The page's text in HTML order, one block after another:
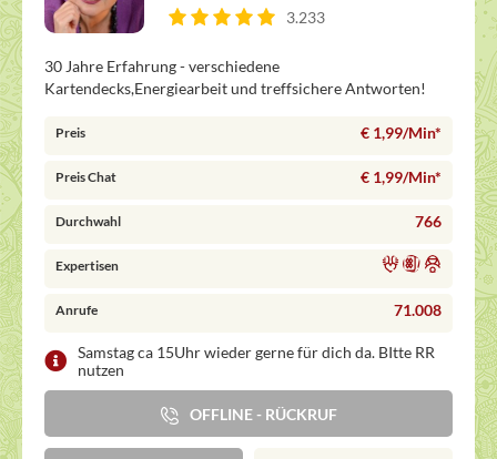
3.233
30 Jahre Erfahrung - verschiedene
Kartendecks,Energiearbeit und treffsichere Antworten!
Preis € 1,99/Min*
Preis Chat € 1,99/Min*
Durchwahl 766
Expertisen
Anrufe 71.008
Samstag ca 15Uhr wieder gerne für dich da. BItte RR
nutzen
OFFLINE - RÜCKRUF